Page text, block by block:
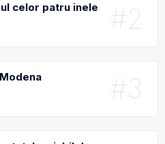
#2
celor patru inele
#3